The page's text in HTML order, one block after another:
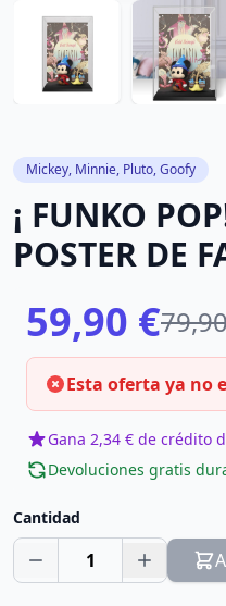
Mickey, Minnie, Pluto, Goofy
¡ FUNKO
POSTER DE
59,90 €
Esta oferta ya no
Gana 2,34 € de crédito
Devoluciones gratis
Cantidad
1